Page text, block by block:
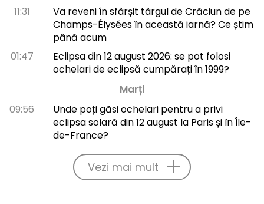
11:31
Va reveni în sfârșit târgul de Crăciun de pe
Champs-Élysées în această iarnă? Ce știm
până acum
01:47
Eclipsa din 12 august 2026: se pot folosi
ochelari de eclipsă cumpărați în 1999?
Marți
09:56
Unde poți găsi ochelari pentru a privi
eclipsa solară din 12 august la Paris și în Île-
de-France?
Vezi mai mult